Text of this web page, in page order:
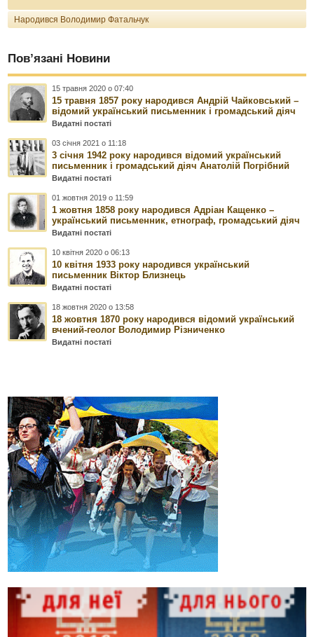
Народився Володимир Фатальчук
Пов’язані Новини
15 травня 2020 о 07:40
15 травня 1857 року народився Андрій Чайковський –
відомий український письменник і громадський діяч
Видатні постаті
03 січня 2021 о 11:18
3 січня 1942 року народився відомий український
письменник і громадський діяч Анатолій Погрібний
Видатні постаті
01 жовтня 2019 о 11:59
1 жовтня 1858 року народився Адріан Кащенко –
український письменник, етнограф, громадський діяч
Видатні постаті
10 квітня 2020 о 06:13
10 квітня 1933 року народився український
письменник Віктор Близнець
Видатні постаті
18 жовтня 2020 о 13:58
18 жовтня 1870 року народився відомий український
вчений-геолог Володимир Різниченко
Видатні постаті